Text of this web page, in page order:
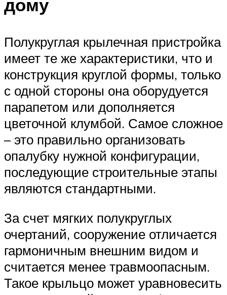
дому
Полукруглая крылечная пристройка
имеет те же характеристики, что и
конструкция круглой формы, только
с одной стороны она оборудуется
парапетом или дополняется
цветочной клумбой. Самое сложное
– это правильно организовать
опалубку нужной конфигурации,
последующие строительные этапы
являются стандартными.
За счет мягких полукруглых
очертаний, сооружение отличается
гармоничным внешним видом и
считается менее травмоопасным.
Такое крыльцо может уравновесить